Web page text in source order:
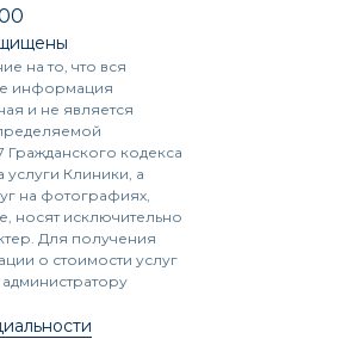
на то, что вся
информация
и не является
Гражданского кодекса
Клиники, а
на фотографиях,
носят исключительно
Для получения
о стоимости услуг